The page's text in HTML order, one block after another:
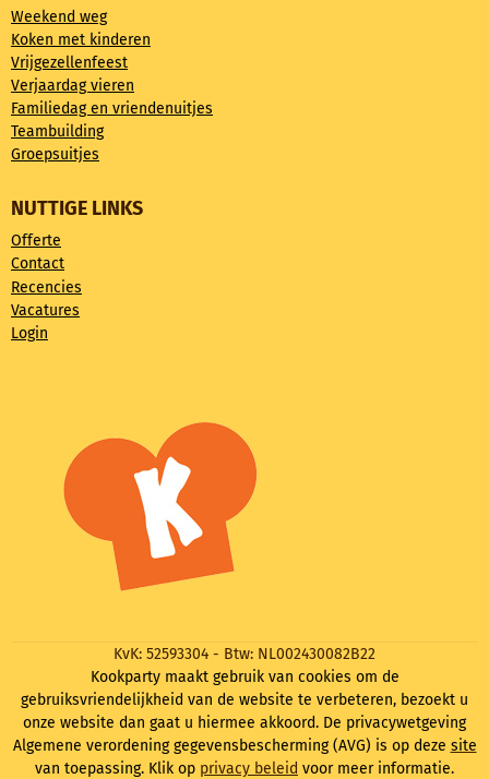
Weekend weg
Koken met kinderen
Vrijgezellenfeest
Verjaardag vieren
Familiedag en vriendenuitjes
Teambuilding
Groepsuitjes
NUTTIGE LINKS
Offerte
Contact
Recencies
Vacatures
Login
KvK: 52593304 - Btw: NL002430082B22
Kookparty maakt gebruik van cookies om de
gebruiksvriendelijkheid van de website te verbeteren, bezoekt u
onze website dan gaat u hiermee akkoord. De privacywetgeving
Algemene verordening gegevensbescherming (AVG) is op deze site
van toepassing. Klik op privacy beleid voor meer informatie.